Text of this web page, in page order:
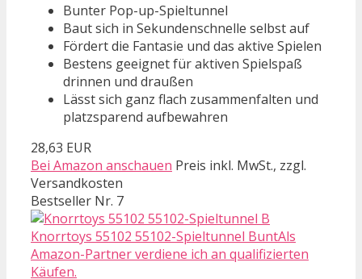
Bunter Pop-up-Spieltunnel
Baut sich in Sekundenschnelle selbst auf
Fördert die Fantasie und das aktive Spielen
Bestens geeignet für aktiven Spielspaß
drinnen und draußen
Lässt sich ganz flach zusammenfalten und
platzsparend aufbewahren
28,63 EUR
Bei Amazon anschauen Preis inkl. MwSt., zzgl.
Versandkosten
Bestseller Nr. 7
Knorrtoys 55102 55102-Spieltunnel BuntAls
Amazon-Partner verdiene ich an qualifizierten
Käufen.